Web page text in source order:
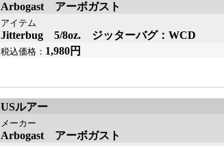
Arbogast アーボガスト
アイテム
Jitterbug 5/8oz. ジッターバグ：WCD
税込価格： 1,980円
USルアー
メーカー
Arbogast アーボガスト